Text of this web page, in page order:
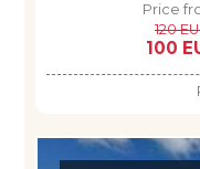
Price
120
100